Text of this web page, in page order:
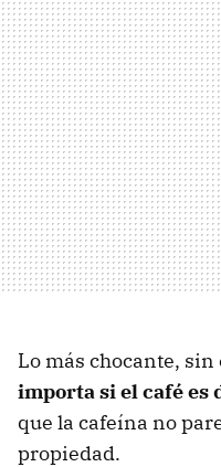
Lo más chocante, sin
importa si el café es
que la cafeína no
propiedad.